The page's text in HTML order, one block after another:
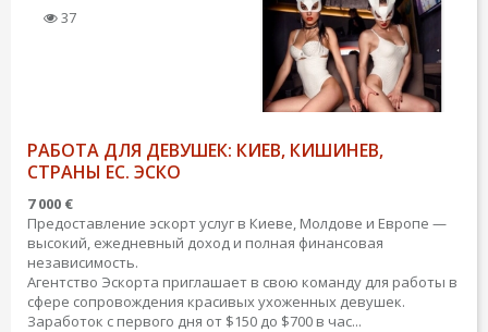
37
РАБОТА ДЛЯ ДЕВУШЕК: КИЕВ, КИШИНЕВ,
СТРАНЫ ЕС. ЭСКО
7 000 €
Предоставление эскорт услуг в Киеве, Молдове и Европе —
высокий, ежедневный доход и полная финансовая
независимость.
Агентство Эскорта приглашает в свою команду для работы в
сфере сопровождения красивых ухоженных девушек.
Заработок с первого дня от $150 до $700 в час...